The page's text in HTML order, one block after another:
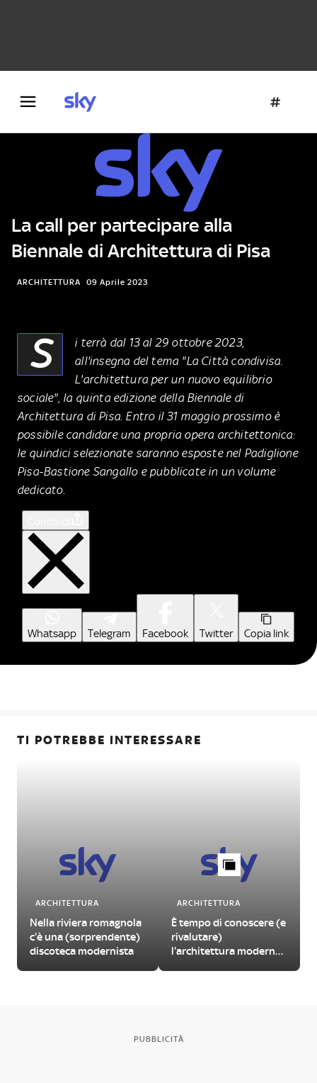
La call per partecipare alla
Biennale di Architettura di Pisa
ARCHITETTURA 09 Aprile 2023
S
i terrà dal 13 al 29 ottobre 2023,
all'insegna del tema "La Città condivisa.
L'architettura per un nuovo equilibrio
sociale", la quinta edizione della Biennale di
Architettura di Pisa. Entro il 31 maggio prossimo è
possibile candidare una propria opera architettonica:
le quindici selezionate saranno esposte nel Padiglione
Pisa-Bastione Sangallo e pubblicate in un volume
dedicato.
Whatsapp Telegram Facebook Twitter Copia link
TI POTREBBE INTERESSARE
ARCHITETTURA
Nella riviera romagnola
c'è una (sorprendente)
discoteca modernista
ARCHITETTURA
È tempo di conoscere (e
rivalutare)
l'architettura moderna
PUBBLICITÀ